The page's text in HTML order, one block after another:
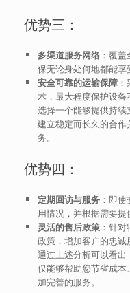
优势三：
多渠道服务网络：覆盖
保无论身处何地都能享
安全可靠的运输保障：
术，最大程度保护设备
选择一个能够提供持
建立稳定而长久的合
务。
优势四：
定期回访与服务：即使
用情况，并根据需要提
灵活的售后政策：针对
政策，增加客户的忠诚
通过上述分析可以看
仅能够帮助您节省成
加完善的服务。